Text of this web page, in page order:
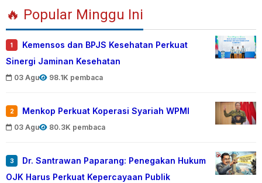
🔥 Popular Minggu Ini
1
Kemensos dan BPJS Kesehatan Perkuat
Sinergi Jaminan Kesehatan
03 Agu 98.1K pembaca
2 Menkop Perkuat Koperasi Syariah WPMI
03 Agu 80.3K pembaca
3
Dr. Santrawan Paparang: Penegakan Hukum
OJK Harus Perkuat Kepercayaan Publik